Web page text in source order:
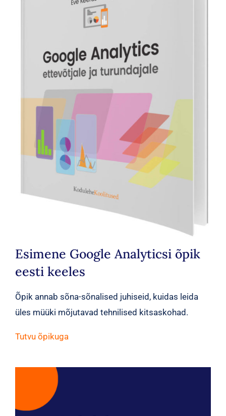
Esimene Google Analyticsi õpik
eesti keeles
Õpik annab sõna-sõnalised juhiseid, kuidas leida
üles müüki mõjutavad tehnilised kitsaskohad.
Tutvu õpikuga